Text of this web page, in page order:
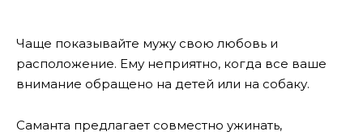
Чаще показывайте мужу свою любовь и
расположение. Ему неприятно, когда все ваше
внимание обращено на детей или на собаку.
Саманта предлагает совместно ужинать,